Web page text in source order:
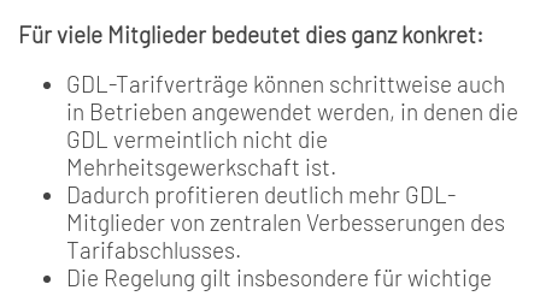
Für viele Mitglieder bedeutet dies ganz konkret:
GDL-Tarifverträge können schrittweise auch
in Betrieben angewendet werden, in denen die
GDL vermeintlich nicht die
Mehrheitsgewerkschaft ist.
Dadurch profitieren deutlich mehr GDL-
Mitglieder von zentralen Verbesserungen des
Tarifabschlusses.
Die Regelung gilt insbesondere für wichtige